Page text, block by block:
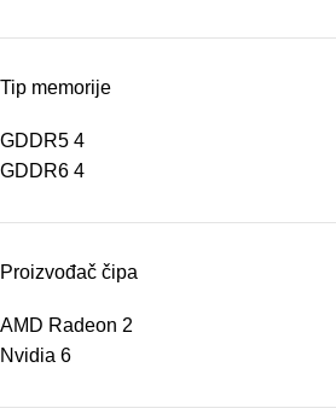
Tip memorije
GDDR5 4
GDDR6 4
Proizvođač čipa
AMD Radeon 2
Nvidia 6